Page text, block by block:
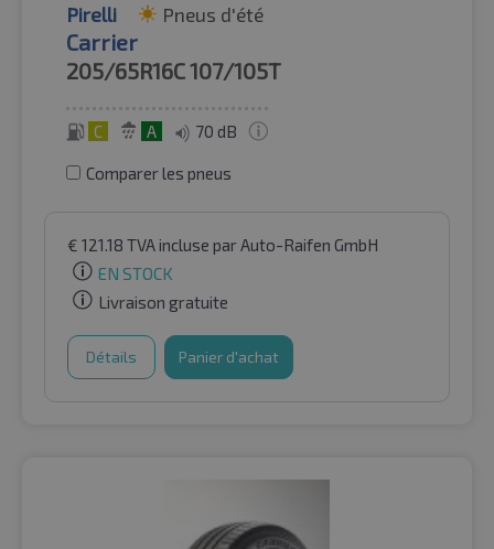
Pirelli Pneus d'été
Carrier
205/65R16C107/105T
C A 70 dB
Comparer les pneus
€ 121.18 TVA incluse par Auto-Raifen GmbH
EN STOCK
Livraison gratuite
Détails Panier d'achat